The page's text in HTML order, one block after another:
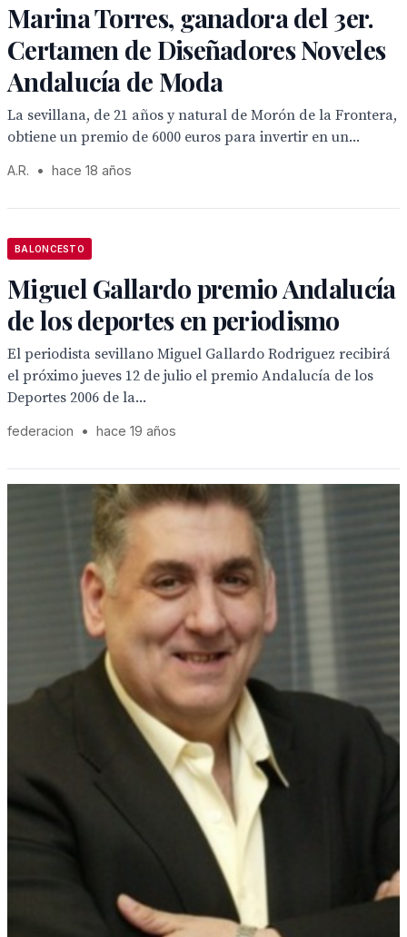
Marina Torres, ganadora del 3er.
Certamen de Diseñadores Noveles
Andalucía de Moda
La sevillana, de 21 años y natural de Morón de la Frontera,
obtiene un premio de 6000 euros para invertir en un...
A.R. • hace 18 años
BALONCESTO
Miguel Gallardo premio Andalucía
de los deportes en periodismo
El periodista sevillano Miguel Gallardo Rodriguez recibirá
el próximo jueves 12 de julio el premio Andalucía de los
Deportes 2006 de la...
federacion • hace 19 años